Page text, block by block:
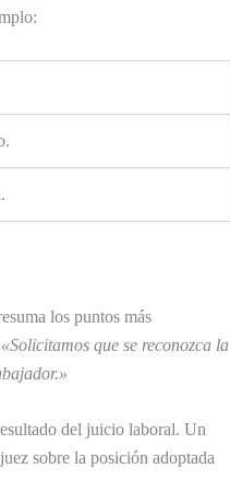
los puntos más
«Solicitamos que se reconozca la
del juicio laboral. Un
sobre la posición adoptada